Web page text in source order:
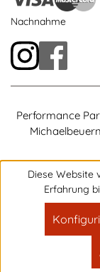
Nachnahme
Performance
Diese Website
Erfahrung